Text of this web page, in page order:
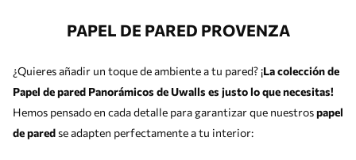
PAPEL DE PARED PROVENZA
¿Quieres añadir un toque de ambiente a tu pared? ¡La colección de
Papel de pared Panorámicos de Uwalls es justo lo que necesitas!
Hemos pensado en cada detalle para garantizar que nuestrospapel
de pared se adapten perfectamente a tu interior: